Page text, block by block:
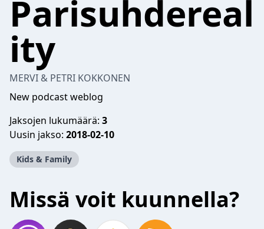
Parisuhdereal
ity
MERVI & PETRI KOKKONEN
New podcast weblog
Jaksojen lukumäärä: 3
Uusin jakso: 2018-02-10
Kids & Family
Missä voit kuunnella?